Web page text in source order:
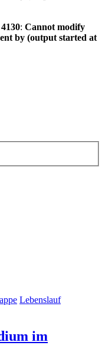
4130: Cannot modify
by (output started at
Lebenslauf
im